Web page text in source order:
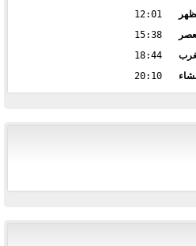
12:01
15:38
18:44
20:10